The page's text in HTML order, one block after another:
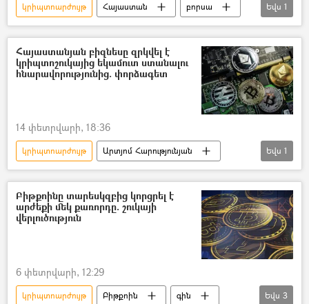
կրիպտոարժույթ Հայաստան
բորսա
Հայկ Եգանյան
Եվս 1
Հայաստանյան բիզնեսը զրկվել է
կրիպտոշուկայից եկամուտ ստանալու
հնարավորությունից. փորձագետ
14 փետրվարի, 18:36
կրիպտոարժույթ
Արտյոմ Հարությունյան
Կենտրոնական բանկ (ԿԲ)
Եվս 1
Բիթքոինը տարեսկզբից կորցրել է
արժեքի մեկ քառորդը. շուկայի
վերլուծություն
6 փետրվարի, 12:29
կրիպտոարժույթ Բիթքոին
գին
Եվս 3